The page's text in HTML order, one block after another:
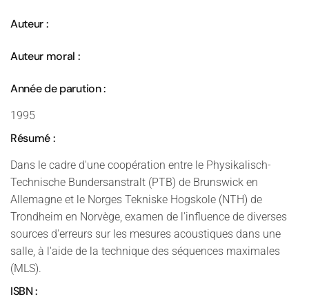
Auteur :
Auteur moral :
Année de parution :
1995
Résumé :
Dans le cadre d'une coopération entre le Physikalisch-
Technische Bundersanstralt (PTB) de Brunswick en
Allemagne et le Norges Tekniske Hogskole (NTH) de
Trondheim en Norvège, examen de l'influence de diverses
sources d'erreurs sur les mesures acoustiques dans une
salle, à l'aide de la technique des séquences maximales
(MLS).
ISBN :